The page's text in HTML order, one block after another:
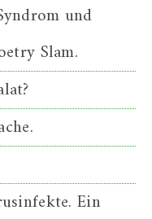
und
Slam.
Ein